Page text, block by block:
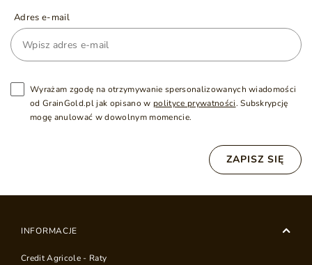
Adres e-mail
Wyrażam zgodę na otrzymywanie spersonalizowanych wiadomości
od GrainGold.pl jak opisano w polityce prywatności. Subskrypcję
mogę anulować w dowolnym momencie.
ZAPISZ SIĘ
INFORMACJE
Credit Agricole - Raty